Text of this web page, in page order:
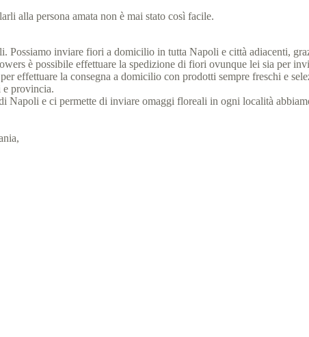
alla persona amata non è mai stato così facile.
Possiamo inviare fiori a domicilio in tutta Napoli e città adiacenti,
è possibile effettuare la spedizione di fiori ovunque lei sia per
effettuare la consegna a domicilio con prodotti sempre freschi e
e provincia.
Napoli e ci permette di inviare omaggi floreali in ogni località